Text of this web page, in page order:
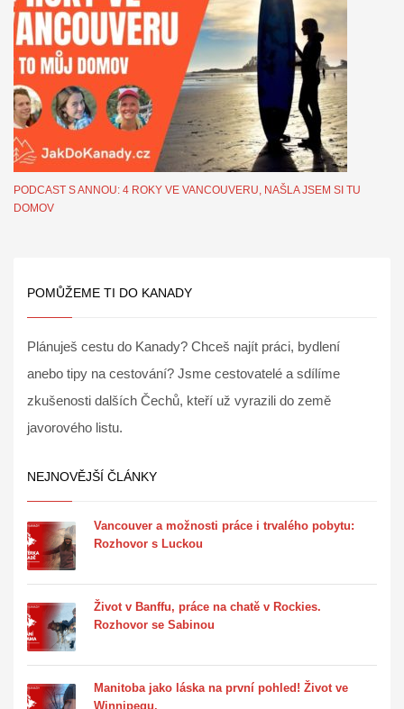
PODCAST S ANNOU: 4 ROKY VE VANCOUVERU, NAŠLA JSEM SI TU
DOMOV
POMŮŽEME TI DO KANADY
Plánuješ cestu do Kanady? Chceš najít práci, bydlení
anebo tipy na cestování? Jsme cestovatelé a sdílíme
zkušenosti dalších Čechů, kteří už vyrazili do země
javorového listu.
NEJNOVĚJŠÍ ČLÁNKY
Vancouver a možnosti práce i trvalého pobytu:
Rozhovor s Luckou
Život v Banffu, práce na chatě v Rockies.
Rozhovor se Sabinou
Manitoba jako láska na první pohled! Život ve
Winnipegu.